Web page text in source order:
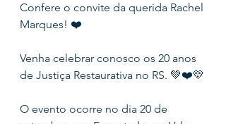
Confere o convite da querida Rachel
Marques! ❤️
Venha celebrar conosco os 20 anos
de Justiça Restaurativa no RS. 💚❤️💛
O evento ocorre no dia 20 de